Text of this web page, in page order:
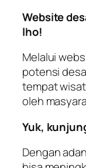
Website
lho!
Melalui
potensi
tempat
oleh
Yuk,
Dengan